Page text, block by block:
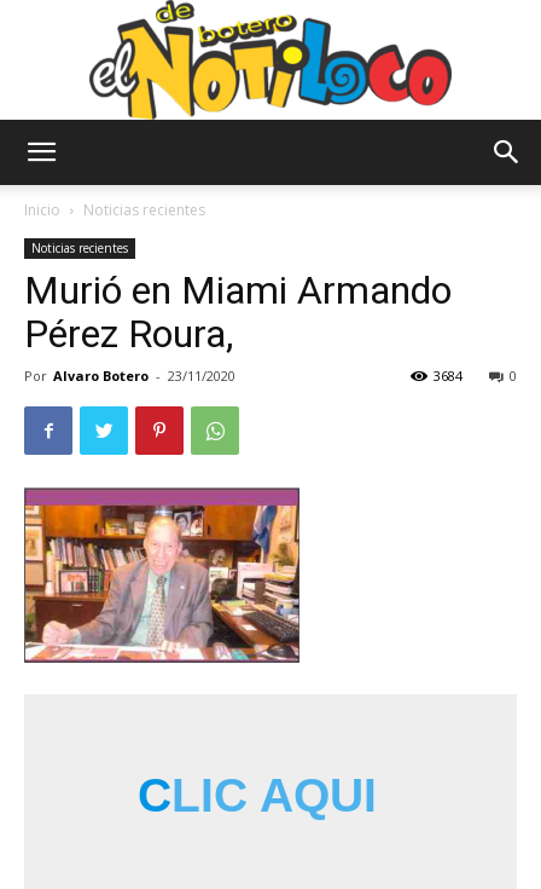
Notiloco
Botero
Inicio Noticias recientes
Noticias recientes
Murió en Miami Armando
Pérez Roura,
Por Alvaro Botero - 23/11/2020 0
3684
CLIC AQUI